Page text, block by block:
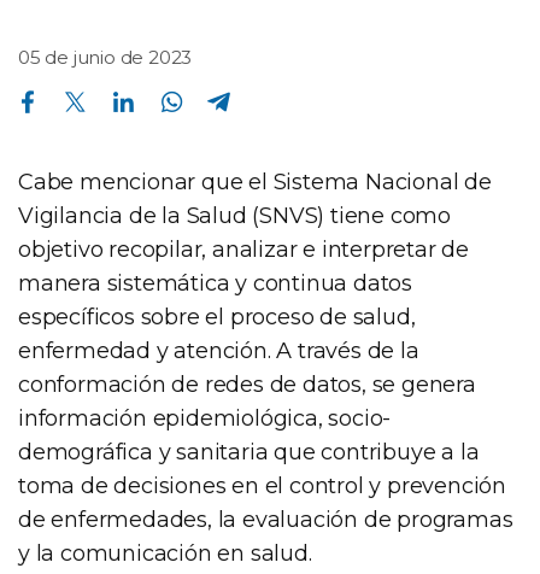
05 de junio de 2023
Compartir en Facebook Compartir en Twitter Compartir en Linkedin Compartir en Whatsapp
Cabe mencionar que el Sistema Nacional de
Vigilancia de la Salud (SNVS) tiene como
objetivo recopilar, analizar e interpretar de
manera sistemática y continua datos
específicos sobre el proceso de salud,
enfermedad y atención. A través de la
conformación de redes de datos, se genera
información epidemiológica, socio-
demográfica y sanitaria que contribuye a la
toma de decisiones en el control y prevención
de enfermedades, la evaluación de programas
y la comunicación en salud.